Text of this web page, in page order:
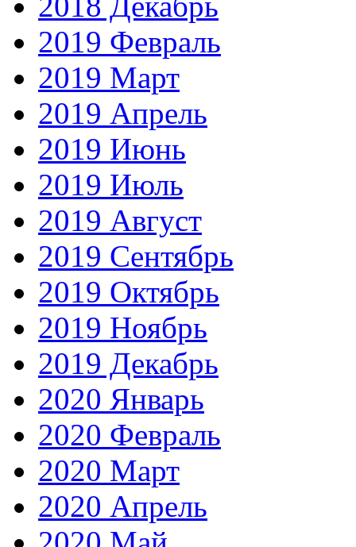
2019 Февраль
2019 Март
2019 Апрель
2019 Июнь
2019 Июль
2019 Август
2019 Сентябрь
2019 Октябрь
2019 Ноябрь
2019 Декабрь
2020 Январь
2020 Февраль
2020 Март
2020 Апрель